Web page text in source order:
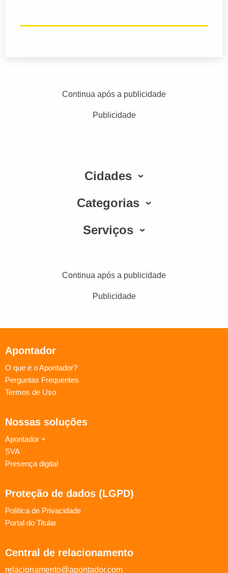
Continua após a publicidade
Publicidade
Cidades
Categorias
Serviços
Continua após a publicidade
Publicidade
Apontador
O que é o Apontador?
Perguntas Frequentes
Termos de Uso
Nossas soluções
Apontador +
SVA
Presença digital
Proteção de dados (LGPD)
Política de Privacidade
Portal do Titular
Central de relacionamento
relacionamento@apontador.com